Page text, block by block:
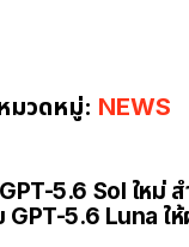
มวดหมู่: NEWS
5.6 Sol ใหม่
GPT-5.6 Luna ให้